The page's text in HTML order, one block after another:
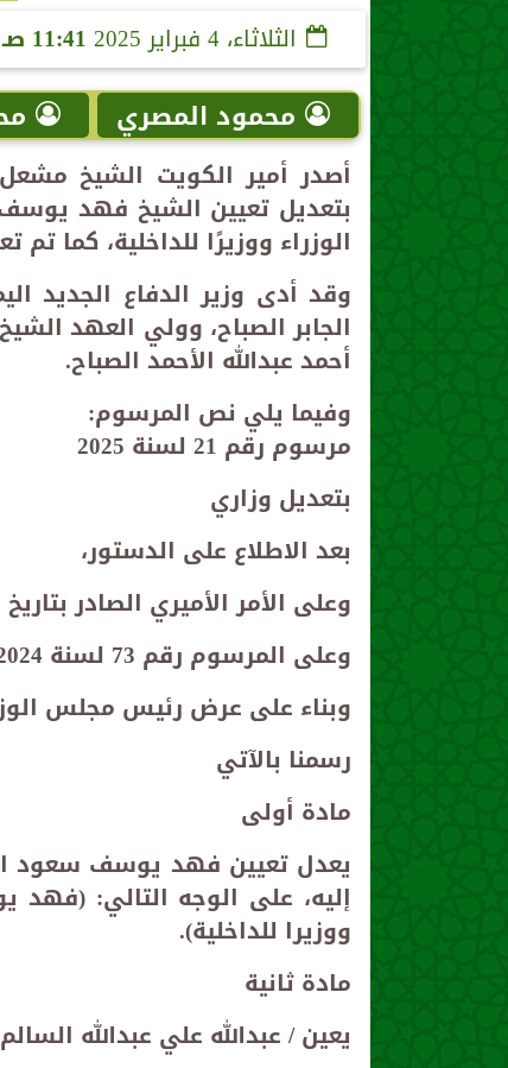
الثلاثاء، 4 فبراير 2025 11:41 صـ
محمود المصري
أصدر أمير الكويت الشيخ مشعل
بتعديل تعيين الشيخ فهد
الوزراء ووزيرًا للداخلية، كما تم
وقد أدى وزير الدفاع الجديد
الجابر الصباح، وولي العهد
أحمد عبدالله الأحمد الصباح.
وفيما يلي نص المرسوم:
مرسوم رقم 21 لسنة 2025
بتعديل وزاري
بعد الاطلاع على الدستور،
وعلى الأمر الأميري الصادر بتاريخ 2 ذو القعدة 1445 هـ الموافق 10 مايو 2024م،
وعلى المرسوم رقم 73 لسنة 2024 بتشكيل الوزارة والمراسيم المعدلة له،
وبناء على عرض رئيس مجلس
رسمنا بالآتي
مادة أولى
إليه، على الوجه التالي:
ووزيرا للداخلية).
مادة ثانية
يعين / عبدالله علي عبدالله